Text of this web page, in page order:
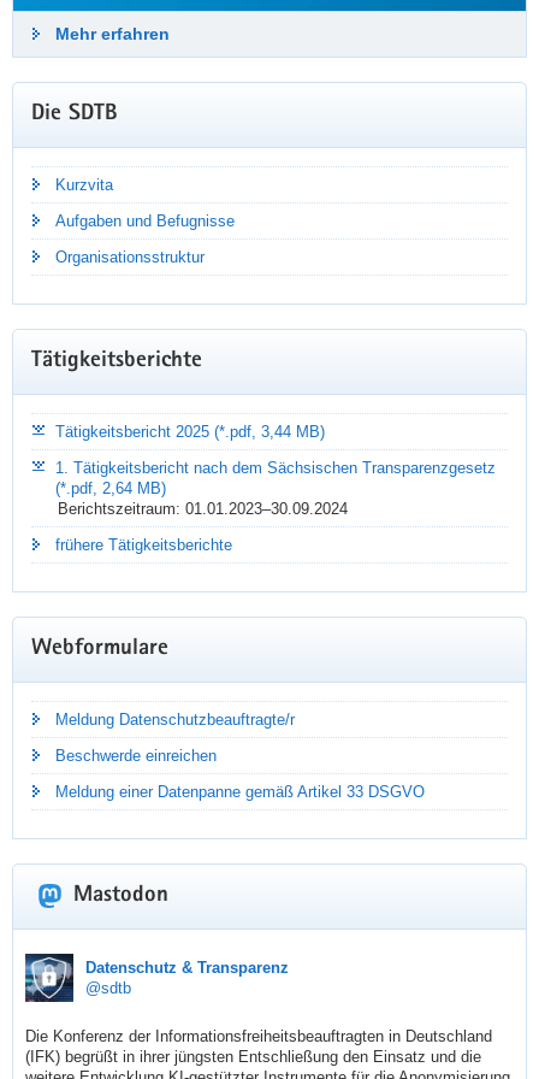
NEUIGKEITEN PER E-MAIL
Mit dem Newsletter der Sächsischen Datenschutz- und
Transparenzbeauftragten erhalten Sie quartalsweise aktuelle
Informationen, Tipps und Praxiswissen – kostenlos und direkt
in Ihr E-Mail-Postfach.
Mehr erfahren
TÄTIGKEITSBERICHT DATENSCHUTZ
2025
Dr. Juliane Hundert hat ihren neuen Jahresbericht
Mehr erfahren
Die SDTB
Kurzvita
Aufgaben und Befugnisse
Organisationsstruktur
Tätigkeitsberichte
Tätigkeitsbericht 2025 (*.pdf, 3,44 MB)
1. Tätigkeitsbericht nach dem Sächsischen Transparenzgesetz
(*.pdf, 2,64 MB)
Berichtszeitraum: 01.01.2023–30.09.2024
frühere Tätigkeitsberichte
Webformulare
Meldung Datenschutzbeauftragte/r
Beschwerde einreichen
Meldung einer Datenpanne gemäß Artikel 33 DSGVO
Mastodon
sdtb
Datenschutz & Transparenz
@sdtb
Die Konferenz der Informationsfreiheitsbeauftragten in Deutschland
(IFK) begrüßt in ihrer jüngsten Entschließung den Einsatz und die